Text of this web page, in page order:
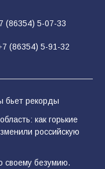
почему
— это
(86354) 5-07-33
(86354) 5-91-32
бьет рекорды
как горькие
российскую
своему безумию.